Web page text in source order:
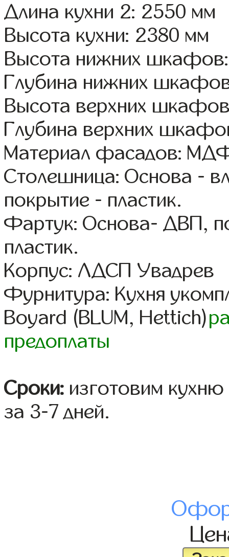
Длина кухни 2: 2550 мм
Высота кухни: 2380 мм
Высота нижних
Глубина нижних
Высота верхних
Глубина верхних
Материал фасадов:
Столешница: Основа -
покрытие - пластик.
Фартук: Основа- ДВП,
пластик.
Корпус: ЛДСП Увадрев
Фурнитура: Кухня
Boyard (BLUM, Hettich)
предоплаты
Сроки: изготовим
за 3-7 дней.